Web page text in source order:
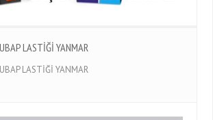
LASTİĞİ YANMAR
LASTİĞİ YANMAR